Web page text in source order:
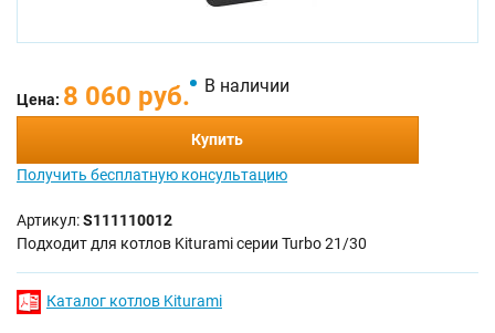
Цена: 8 060 руб. В наличии
Купить
Получить бесплатную консультацию
Артикул:S111110012
Подходит для котлов Kiturami серии Turbo 21/30
Каталог котлов Kiturami